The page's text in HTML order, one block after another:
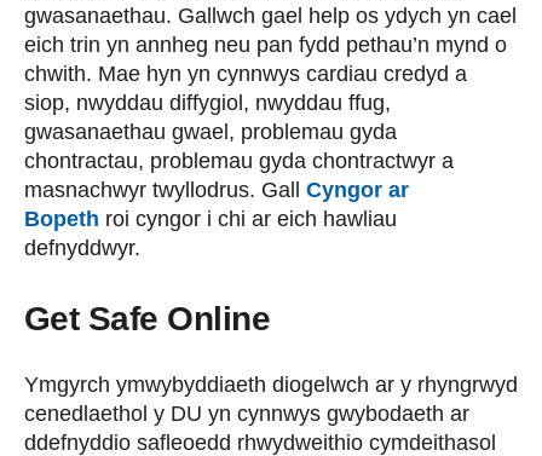
gwasanaethau. Gallwch gael help os ydych yn cael
eich trin yn annheg neu pan fydd pethau’n mynd o
chwith. Mae hyn yn cynnwys cardiau credyd a
siop, nwyddau diffygiol, nwyddau ffug,
gwasanaethau gwael, problemau gyda
chontractau, problemau gyda chontractwyr a
masnachwyr twyllodrus. Gall Cyngor ar
Bopeth roi cyngor i chi ar eich hawliau
defnyddwyr.
Get Safe Online
Ymgyrch ymwybyddiaeth diogelwch ar y rhyngrwyd
cenedlaethol y DU yn cynnwys gwybodaeth ar
ddefnyddio safleoedd rhwydweithio cymdeithasol